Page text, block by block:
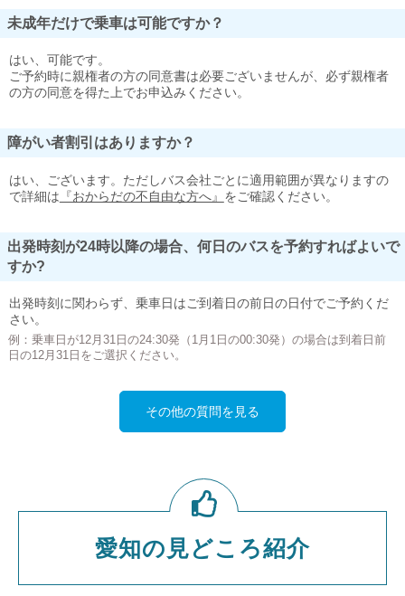
未成年だけで乗車は可能ですか？
はい、可能です。
ご予約時に親権者の方の同意書は必要ございませんが、必ず親権者
の方の同意を得た上でお申込みください。
障がい者割引はありますか？
はい、ございます。ただしバス会社ごとに適用範囲が異なりますの
で詳細は 『おからだの不自由な方へ』 をご確認ください。
出発時刻が24時以降の場合、何日のバスを予約すればよいで
すか?
出発時刻に関わらず、乗車日はご到着日の前日の日付でご予約くだ
さい。
例：乗車日が12月31日の24:30発（1月1日の00:30発）の場合は到着日前
日の12月31日をご選択ください。
その他の質問を見る
愛知の見どころ紹介